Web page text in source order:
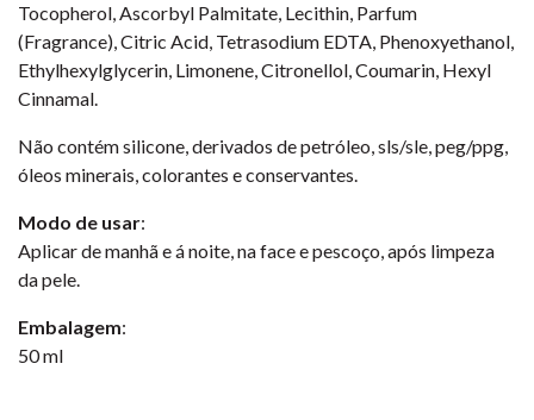
Tocopherol, Ascorbyl Palmitate, Lecithin, Parfum
(Fragrance), Citric Acid, Tetrasodium EDTA, Phenoxyethanol,
Ethylhexylglycerin, Limonene, Citronellol, Coumarin, Hexyl
Cinnamal.
Não contém silicone, derivados de petróleo, sls/sle, peg/ppg,
óleos minerais, colorantes e conservantes.
Modo de usar:
Aplicar de manhã e á noite, na face e pescoço, após limpeza
da pele.
Embalagem:
50 ml